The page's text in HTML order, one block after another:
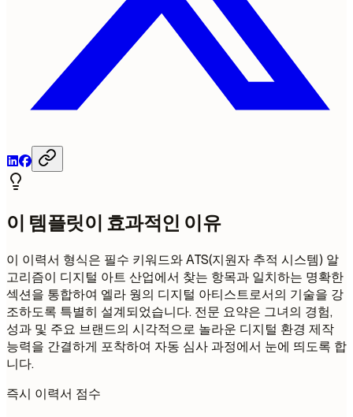
이 템플릿이 효과적인 이유
이 이력서 형식은 필수 키워드와 ATS(지원자 추적 시스템) 알
고리즘이 디지털 아트 산업에서 찾는 항목과 일치하는 명확한
섹션을 통합하여 엘라 웡의 디지털 아티스트로서의 기술을 강
조하도록 특별히 설계되었습니다. 전문 요약은 그녀의 경험,
성과 및 주요 브랜드의 시각적으로 놀라운 디지털 환경 제작
능력을 간결하게 포착하여 자동 심사 과정에서 눈에 띄도록 합
니다.
즉시 이력서 점수